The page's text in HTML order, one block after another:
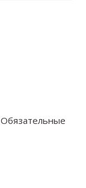
Обязательные